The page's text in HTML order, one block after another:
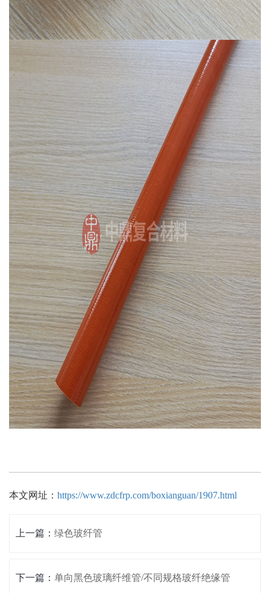
本文网址： https://www.zdcfrp.com/boxianguan/1907.html
上一篇： 绿色玻纤管
下一篇： 单向黑色玻璃纤维管/不同规格玻纤绝缘管